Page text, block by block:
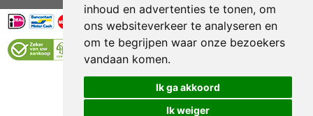
inhoud en advertenties te tonen, om
ons websiteverkeer te analyseren en
om te begrijpen waar onze bezoekers
vandaan komen.
Ik ga akkoord
Ik weiger
Vloerenvoordelig.nl is een onderdeel van